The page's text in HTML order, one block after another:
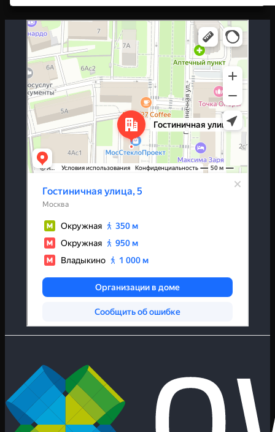
Москва
Гостиничная улица, 5 — Яндекс.Карты